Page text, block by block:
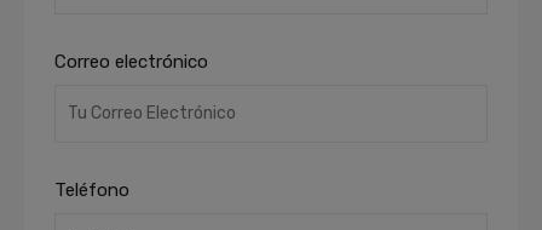
Correo electrónico
Teléfono